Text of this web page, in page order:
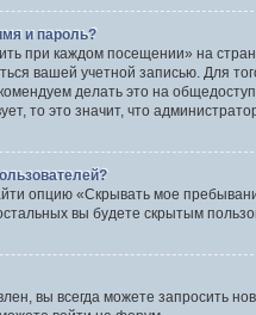
и пароль?
при каждом посещении» на
вашей учетной записью. Для
делать это на
то это значит, что
опцию «Скрывать мое
вы будете скрытым
вы всегда можете запросить